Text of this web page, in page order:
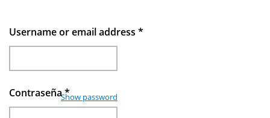
Username or email address *
Contraseña*
Show password